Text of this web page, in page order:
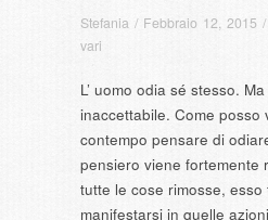
Stefania / Febbraio 12, 2015 /
vari
L’ uomo odia sé stesso.
inaccettabile. Come posso
contempo pensare di
pensiero viene fortemente
tutte le cose rimosse,
manifestarsi in quelle